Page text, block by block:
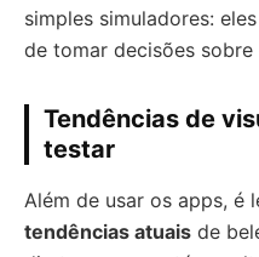
simples simuladores:
de tomar decisões sobre
Tendências de
testar
Além de usar os apps, é
tendências atuais de